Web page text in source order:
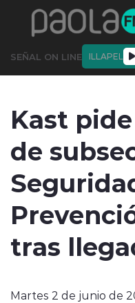
Click acá para ir
SEÑAL ON LINE ILLAPEL
ACTUALIDAD
modo
Kast
de
tras
Martes 2 de junio de